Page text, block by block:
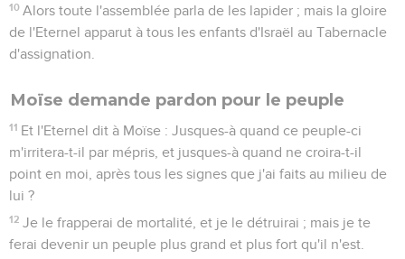
10 Alors toute l'assemblée parla de les lapider ; mais la gloire
de l'Eternel apparut à tous les enfants d'Israël au Tabernacle
d'assignation.
Moïse demande pardon pour le peuple
11 Et l'Eternel dit à Moïse : Jusques-à quand ce peuple-ci
m'irritera-t-il par mépris, et jusques-à quand ne croira-t-il
point en moi, après tous les signes que j'ai faits au milieu de
lui ?
12 Je le frapperai de mortalité, et je le détruirai ; mais je te
ferai devenir un peuple plus grand et plus fort qu'il n'est.